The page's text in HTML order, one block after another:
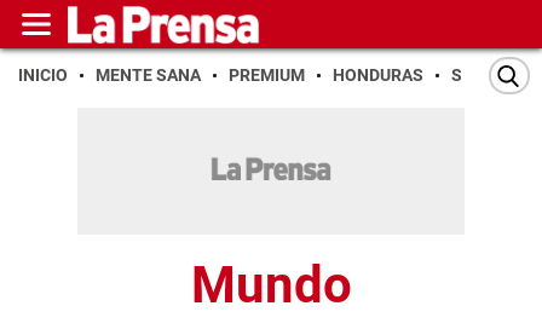
INICIO MENTE SANA PREMIUM HONDURAS SAN PEDRO
Mundo